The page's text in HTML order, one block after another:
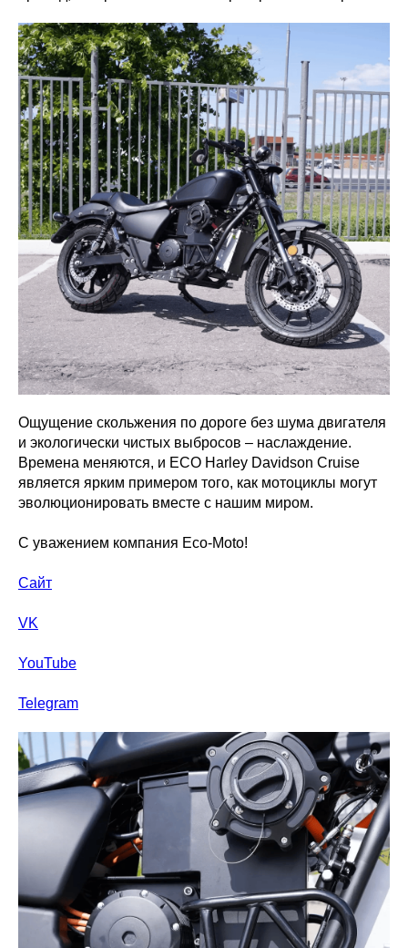
Ощущение скольжения по дороге без шума двигателя
и экологически чистых выбросов – наслаждение.
Времена меняются, и ECO Harley Davidson Cruise
является ярким примером того, как мотоциклы могут
эволюционировать вместе с нашим миром.
С уважением компания Eco-Moto!
Сайт
VK
YouTube
Telegram